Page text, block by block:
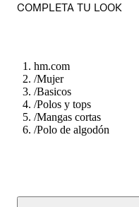
COMPLETA TU LOOK
hm.com
/Mujer
/Basicos
/Polos y tops
/Mangas cortas
/Polo de algodón